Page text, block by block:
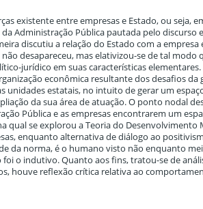
existente entre empresas e Estado, ou seja,
Administração Pública pautada pelo discurso
discutiu a relação do Estado com a empresa
desapareceu, mas elativizou-se de tal modo
jurídico em suas características
econômica resultante dos desafios da
estatais, no intuito de gerar um
da sua área de atuação. O ponto nodal
Pública e as empresas encontrarem um
qual se explorou a Teoria do Desenvolvimento
enquanto alternativa de diálogo ao
da norma, é o humano visto não enquanto
o indutivo. Quanto aos fins, tratou-se de
houve reflexão crítica relativa ao